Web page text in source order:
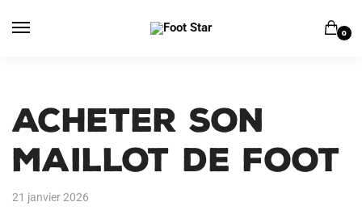
0
Acheter son
Maillot de Foot
21 janvier 2026